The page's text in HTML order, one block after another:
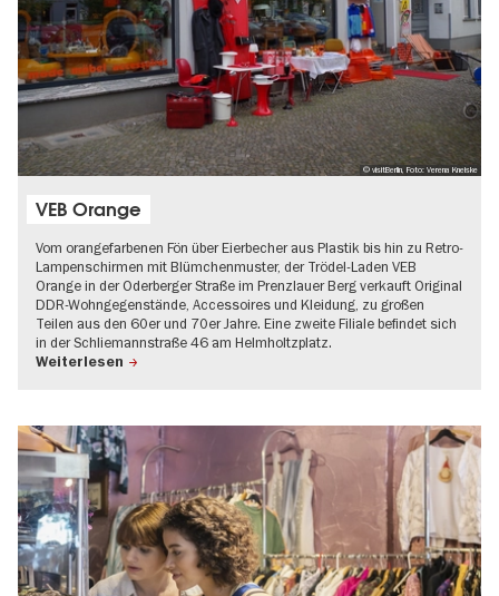
© visitBerlin, Foto: Verena Kneiske
VEB Orange
Vom orangefarbenen Fön über Eierbecher aus Plastik bis hin zu Retro-
Lampenschirmen mit Blümchenmuster, der Trödel-Laden VEB
Orange in der Oderberger Straße im Prenzlauer Berg verkauft Original
DDR-Wohngegenstände, Accessoires und Kleidung, zu großen
Teilen aus den 60er und 70er Jahre. Eine zweite Filiale befindet sich
in der Schliemannstraße 46 am Helmholtzplatz.
Weiterlesen